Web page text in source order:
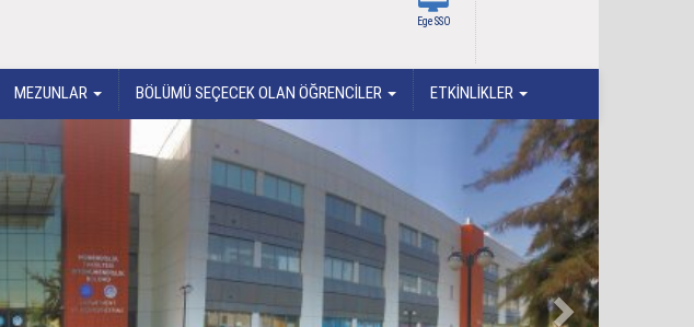
Ege SSO
MEZUNLAR BÖLÜMÜ SEÇECEK OLAN ÖĞRENCİLER ETKİNLİKLER
Next